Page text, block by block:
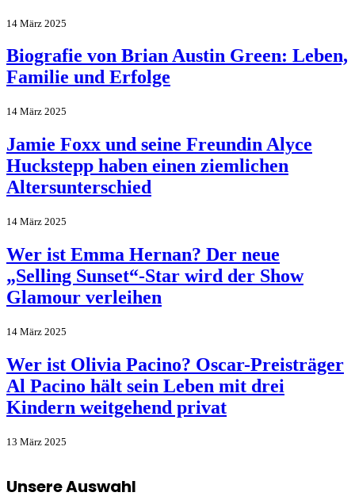
14 März 2025
Biografie von Brian Austin Green: Leben,
Familie und Erfolge
14 März 2025
Jamie Foxx und seine Freundin Alyce
Huckstepp haben einen ziemlichen
Altersunterschied
14 März 2025
Wer ist Emma Hernan? Der neue
„Selling Sunset“-Star wird der Show
Glamour verleihen
14 März 2025
Wer ist Olivia Pacino? Oscar-Preisträger
Al Pacino hält sein Leben mit drei
Kindern weitgehend privat
13 März 2025
Unsere Auswahl